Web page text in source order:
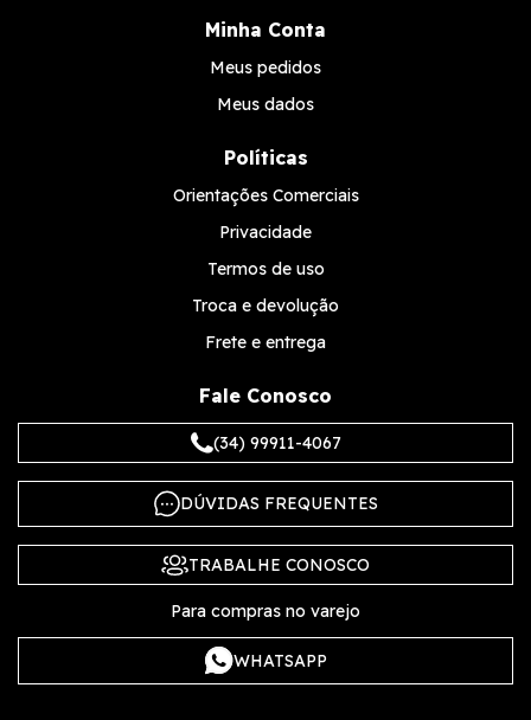
Minha Conta
Meus pedidos
Meus dados
Políticas
Orientações Comerciais
Privacidade
Termos de uso
Troca e devolução
Frete e entrega
Fale Conosco
(34) 99911-4067
DÚVIDAS FREQUENTES
TRABALHE CONOSCO
Para compras no varejo
WHATSAPP